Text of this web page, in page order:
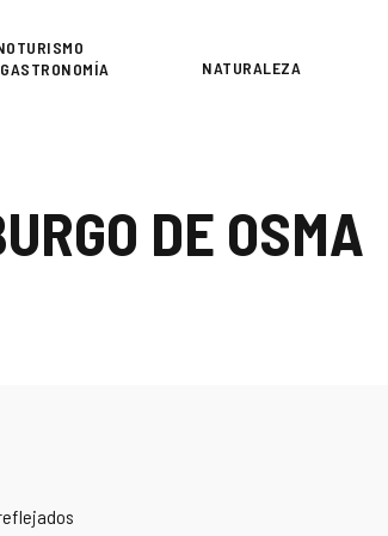
NATURALEZA
DE OSMA